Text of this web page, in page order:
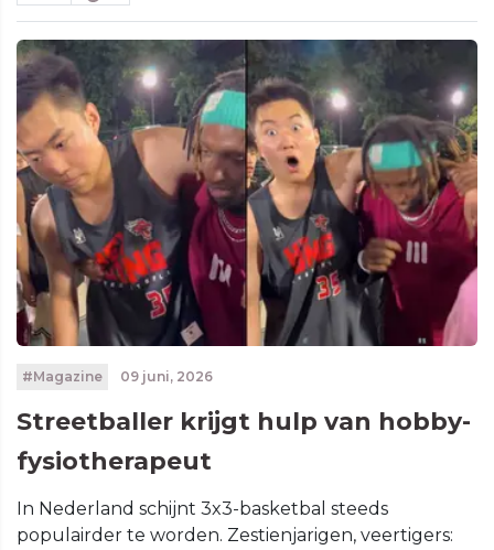
#Magazine 09 juni, 2026
Streetballer krijgt hulp van hobby-
fysiotherapeut
In Nederland schijnt 3x3-basketbal steeds
populairder te worden. Zestienjarigen, veertigers: